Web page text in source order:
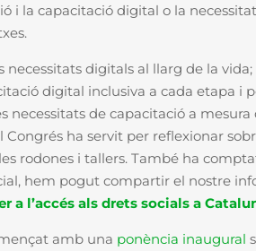
i la capacitació digital o la
necessitats digitals al llarg de la
digital inclusiva a cada etapa i
necessitats de capacitació a
Congrés ha servit per reflexionar
rodones i tallers. També ha
hem pogut compartir el nostre
a l’accés als drets socials a
amb una ponència inaugural